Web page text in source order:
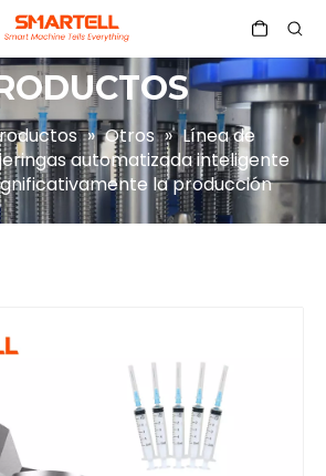
» Otros » Línea de
automatizada inteligente
la producción